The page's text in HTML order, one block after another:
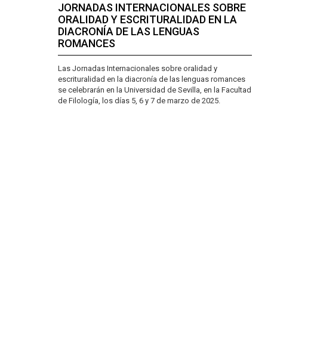
JORNADAS INTERNACIONALES SOBRE
ORALIDAD Y ESCRITURALIDAD EN LA
DIACRONÍA DE LAS LENGUAS
ROMANCES
Las Jornadas Internacionales sobre oralidad y
escrituralidad en la diacronía de las lenguas romances
se celebrarán en la Universidad de Sevilla, en la Facultad
de Filología, los días 5, 6 y 7 de marzo de 2025.